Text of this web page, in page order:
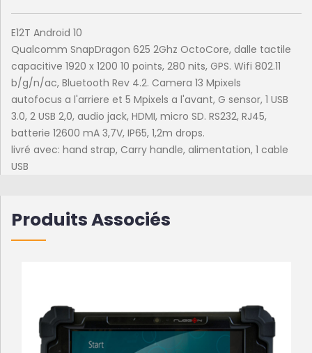
E12T Android 10
Qualcomm SnapDragon 625 2Ghz OctoCore, dalle tactile
capacitive 1920 x 1200 10 points, 280 nits, GPS. Wifi 802.11
b/g/n/ac, Bluetooth Rev 4.2. Camera 13 Mpixels
autofocus a l'arriere et 5 Mpixels a l'avant, G sensor, 1 USB
3.0, 2 USB 2,0, audio jack, HDMI, micro SD. RS232, RJ45,
batterie 12600 mA 3,7V, IP65, 1,2m drops.
livré avec: hand strap, Carry handle, alimentation, 1 cable
USB
Produits Associés